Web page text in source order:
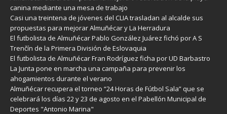
canina mediante una mesa de trabajo
Casi una treintena de jóvenes del CLIA trasladan al alcalde sus
propuestas para mejorar Almuñécar y La Herradura
El futbolista de Almuñécar Pablo González Juárez fichó por A S
Trenčín de la Primera División de Eslovaquia
El futbolista de Almuñécar Fran Rodríguez ficha por UD Barbastro
La Junta pone en marcha una campaña para prevenir los
ahogamientos durante el verano
Almuñécar recupera el torneo “24 Horas de Fútbol Sala” que se
celebrará los días 22 y 23 de agosto en el Pabellón Municipal de
Deportes "Antonio Marina"